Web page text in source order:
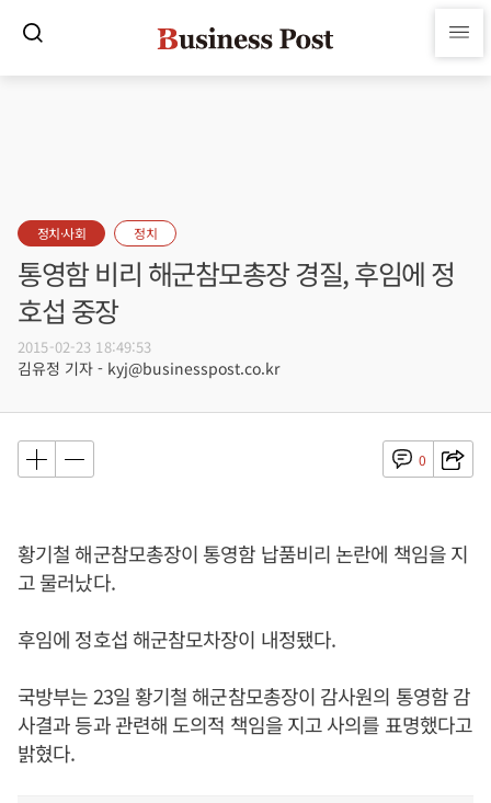
정치·사회 정치
통영함 비리 해군참모총장 경질, 후임에 정
호섭 중장
2015-02-23 18:49:53
김유정 기자 - kyj@businesspost.co.kr
0
황기철 해군참모총장이 통영함 납품비리 논란에 책임을 지
고 물러났다.
후임에 정호섭 해군참모차장이 내정됐다.
국방부는 23일 황기철 해군참모총장이 감사원의 통영함 감
사결과 등과 관련해 도의적 책임을 지고 사의를 표명했다고
밝혔다.